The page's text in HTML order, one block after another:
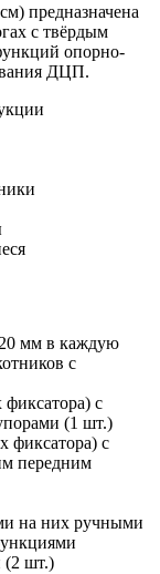
предназначена
с твёрдым
опорно-
ДЦП.
20 мм в каждую
с
с
(1 шт.)
фиксатора) с
передним
на них ручными
(2 шт.)